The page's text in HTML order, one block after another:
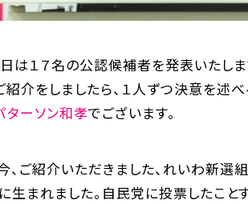
は１７名の公認候補者を発表いたし
介をしましたら、１人ずつ決意を述
ターソン和孝でございます。
、ご紹介いただきました、れいわ新
まれました。自民党に投票したこと